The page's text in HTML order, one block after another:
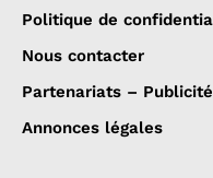
Politique de
Nous contacter
Partenariats –
Annonces légales